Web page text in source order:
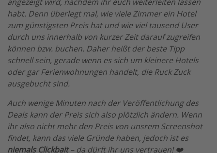
habt. Denn überlegt mal, wie viele Zimmer ein Hotel
zum günstigsten Preis hat und wie viel tausend User
durch uns innerhalb von kurzer Zeit darauf zugreifen
können bzw. buchen. Daher heißt der beste Tipp
schnell sein, gerade wenn es sich um kleinere Hotels
oder gar Ferienwohnungen handelt, die Ruck Zuck
ausgebucht sind.
Auch wenige Minuten nach der Veröffentlichung des
Deals kann der Preis sich also plötzlich ändern. Wenn
ihr also nicht mehr den Preis von unsrem Screenshot
findet, kann das viele Gründe haben, jedoch ist es
niemals Clickbait– da dürft ihr uns vertrauen! ❤️